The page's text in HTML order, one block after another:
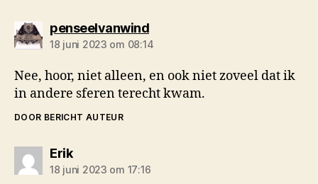
penseelvanwindzegt:
18 juni 2023 om 08:14
Nee, hoor, niet alleen, en ook niet zoveel dat ik
in andere sferen terecht kwam.
DOOR BERICHT AUTEUR
Erikzegt:
18 juni 2023 om 17:16